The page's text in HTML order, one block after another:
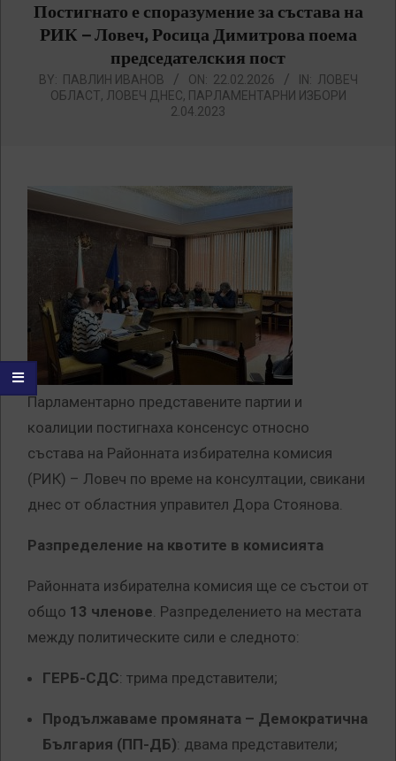
Постигнато е споразумение за състава на
РИК – Ловеч, Росица Димитрова поема
председателския пост
BY: ПАВЛИН ИВАНОВ ON: 22.02.2026 IN: ЛОВЕЧ
ОБЛАСТ, ЛОВЕЧ ДНЕС, ПАРЛАМЕНТАРНИ ИЗБОРИ
2.04.2023
Парламентарно представените партии и
коалиции постигнаха консенсус относно
състава на Районната избирателна комисия
(РИК) – Ловеч по време на консултации, свикани
днес от областния управител Дора Стоянова.
Разпределение на квотите в комисията
Районната избирателна комисия ще се състои от
общо 13 членове. Разпределението на местата
между политическите сили е следното:
ГЕРБ-СДС: трима представители;
Продължаваме промяната – Демократична
България (ПП-ДБ): двама представители;